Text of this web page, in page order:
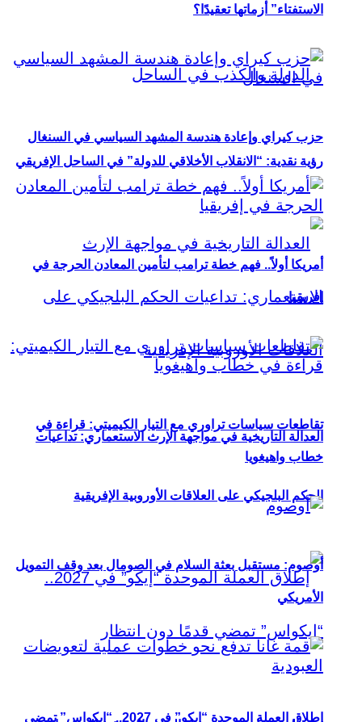
رؤية نقدية: “الانقلاب الأخلاقي للدولة” في الساحل الإفريقي
العدالة التاريخية في مواجهة الإرث الاستعماري: تداعيات
الحكم البلجيكي على العلاقات الأوروبية الإفريقية
إطلاق العملة الموحدة “إيكو” في 2027.. “إيكواس” تمضي
الاستفتاء” أزماتها تعقيدًا؟
حزب كيراي وإعادة هندسة المشهد السياسي في السنغال
أمريكا أولاً.. فهم خطة ترامب لتأمين المعادن الحرجة في
إفريقيا
تقاطعات سياسات تراوري مع التيار الكيميتي: قراءة في
خطاب واهيغويا
أوصوم: مستقبل بعثة السلام في الصومال بعد وقف التمويل
الأمريكي